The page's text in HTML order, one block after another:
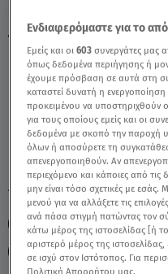
Τοξοτής Σήμερα 05/
Άσης Μπήλιου -
TAGS: ΤΟΞΟΤΗΣ ΖΩΔΙΑ
ΖΩΔΙΑ ΑΣΗ ΜΠΗΛΙΟΥ
ΑΣΗ
ΑΣΤΡΟΛΟΓΙΚΕΣ ΠΡΟΒΛΕΨΕΙΣ
Ενδιαφερόμαστε για το
Εμείς και οι603 συνεργάτες μας
όπως δεδομένα περιήγησης ή
έχουμε πρόσβαση σε αυτά στη
καταστεί δυνατή η
προκειμένου να υποστηριχθούν
για τους οποίους εμείς και οι
δεδομένα με σκοπό την παροχή
όλων ή αποσύρετε τη
απενεργοποιηθούν. Αν
περιεχόμενο και κάποιες από τις
μην είναι τόσο σχετικές με
μενού για να αλλάξετε τις
ανά πάσα στιγμή πατώντας τον
κάτω μέρος της ιστοσελίδας [ή
αριστερό μέρος της
σε ισχύ στον Ιστότοπος. Για
Πολιτική Απορρήτου μας.